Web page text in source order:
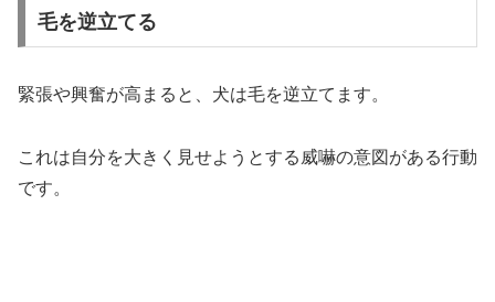
毛を逆立てる
緊張や興奮が高まると、犬は毛を逆立てます。
これは自分を大きく見せようとする威嚇の意図がある行動
です。